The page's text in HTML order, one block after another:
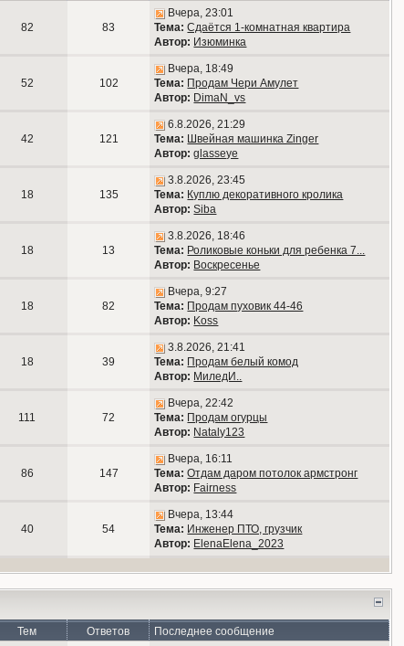
82 83
Вчера, 23:01
Тема: Сдаётся 1-комнатная квартира
Автор: Изюминка
52 102
Вчера, 18:49
Тема: Продам Чери Амулет
Автор: DimaN_vs
42 121
6.8.2026, 21:29
Тема: Швейная машинка Zinger
Автор: glasseye
18 135
3.8.2026, 23:45
Тема: Куплю декоративного кролика
Автор: Siba
18 13
3.8.2026, 18:46
Тема: Роликовые коньки для ребенка 7...
Автор: Воскресенье
18 82
Вчера, 9:27
Тема: Продам пуховик 44-46
Автор: Koss
18 39
3.8.2026, 21:41
Тема: Продам белый комод
Автор: МиледИ..
111 72
Вчера, 22:42
Тема: Продам огурцы
Автор: Nataly123
86 147
Вчера, 16:11
Тема: Отдам даром потолок армстронг
Автор: Fairness
40 54
Вчера, 13:44
Тема: Инженер ПТО, грузчик
Автор: ElenaElena_2023
Тем Ответов Последнее сообщение